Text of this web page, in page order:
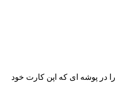
در پوشه ای که اپن کارت خود